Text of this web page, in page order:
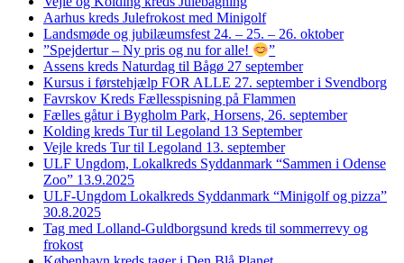
Aarhus kreds Julefrokost med Minigolf
Landsmøde og jubilæumsfest 24. – 25. – 26. oktober
”Spejdertur – Ny pris og nu for alle!
”
Assens kreds Naturdag til Bågø 27 september
Kursus i førstehjælp FOR ALLE 27. september i Svendborg
Favrskov Kreds Fællesspisning på Flammen
Fælles gåtur i Bygholm Park, Horsens, 26. september
Kolding kreds Tur til Legoland 13 September
Vejle kreds Tur til Legoland 13. september
ULF Ungdom, Lokalkreds Syddanmark “Sammen i Odense
Zoo” 13.9.2025
ULF-Ungdom Lokalkreds Syddanmark “Minigolf og pizza”
30.8.2025
Tag med Lolland-Guldborgsund kreds til sommerrevy og
frokost